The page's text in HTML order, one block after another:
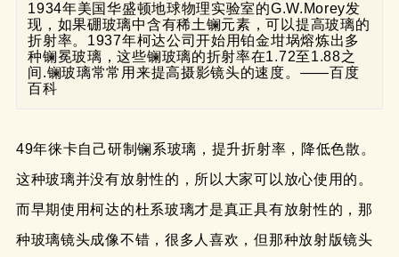
1934年美国华盛顿地球物理实验室的G.W.Morey发
现，如果硼玻璃中含有稀土镧元素，可以提高玻璃的
折射率。1937年柯达公司开始用铂金坩埚熔炼出多
种镧冕玻璃，这些镧玻璃的折射率在1.72至1.88之
间.镧玻璃常常用来提高摄影镜头的速度。 ——百度
百科
49年徕卡自己研制镧系玻璃，提升折射率，降低色散。
这种玻璃并没有放射性的，所以大家可以放心使用的。
而早期使用柯达的杜系玻璃才是真正具有放射性的，那
种玻璃镜头成像不错，很多人喜欢，但那种放射版镜头